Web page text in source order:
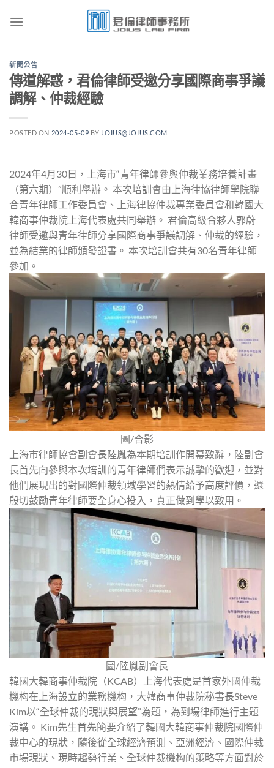
新聞公告
傳道解惑，君倫律師受邀分享國際商事爭議
調解、仲裁經驗
POSTED ON 2024-05-09 BY JOIUS@JOIUS.COM
2024年4月30日，上海市“青年律師參與仲裁業務培養計畫
（第六期）”順利舉辦。 本次培訓會由上海律協律師學院聯
合青年律師工作委員會、上海律協仲裁專業委員會和韓國大
韓商事仲裁院上海代表處共同舉辦。 君倫高級合夥人郭蔚
律師受邀與青年律師分享國際商事爭議調解、仲裁的經驗，
並為結業的律師頒發證書。 本次培訓會共有30名青年律師
參加。
圖/合影
上海市律師協會副會長陸胤為本期培訓作開幕致辭，陸副會
長首先向參與本次培訓的青年律師們表示誠摯的歡迎，並對
他們展現出的對國際仲裁領域學習的熱情給予高度評價，還
殷切鼓勵青年律師要全身心投入，真正做到學以致用。
圖/陸胤副會長
韓國大韓商事仲裁院（KCAB）上海代表處是首家外國仲裁
機构在上海設立的業務機构，大韓商事仲裁院秘書長Steve
Kim以“全球仲裁的現狀與展望”為題，為到場律師進行主題
演講。 Kim先生首先簡要介紹了韓國大韓商事仲裁院國際仲
裁中心的現狀，隨後從全球經濟預測、亞洲經濟、國際仲裁
市場現狀、現時趨勢行業、全球仲裁機构的策略等方面對於